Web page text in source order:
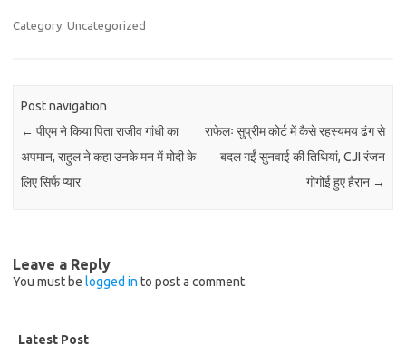
Category: Uncategorized
Post navigation
← पीएम ने किया पिता राजीव गांधी का
अपमान, राहुल ने कहा उनके मन में मोदी के
लिए सिर्फ प्यार
राफेलः सुप्रीम कोर्ट में कैसे रहस्यमय ढंग से
बदल गईं सुनवाई की तिथियां, CJI रंजन
गोगोई हुए हैरान →
Leave a Reply
You must be logged in to post a comment.
Latest Post